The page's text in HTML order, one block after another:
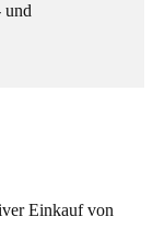
und
Einkauf von